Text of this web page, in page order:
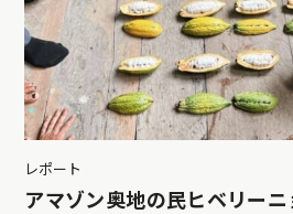
レポート
アマゾン奥地の民ヒベリー